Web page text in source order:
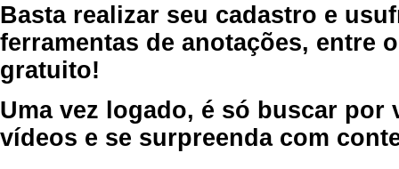
Basta realizar seu cadastro e
ferramentas de anotações, entre
gratuito!
Uma vez logado, é só buscar por
vídeos e se surpreenda com